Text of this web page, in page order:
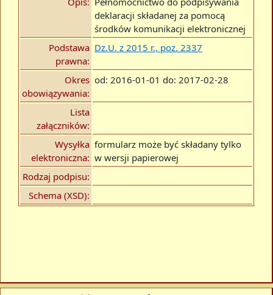
deklaracji składanej za pomocą
środków komunikacji elektronicznej
Podstawa
prawna:
Dz.U. z 2015 r., poz. 2337
Okres
obowiązywania:
od: 2016-01-01 do: 2017-02-28
Lista
załączników:
Wysyłka
elektroniczna:
formularz może być składany tylko
w wersji papierowej
Rodzaj podpisu:
Schema (XSD):